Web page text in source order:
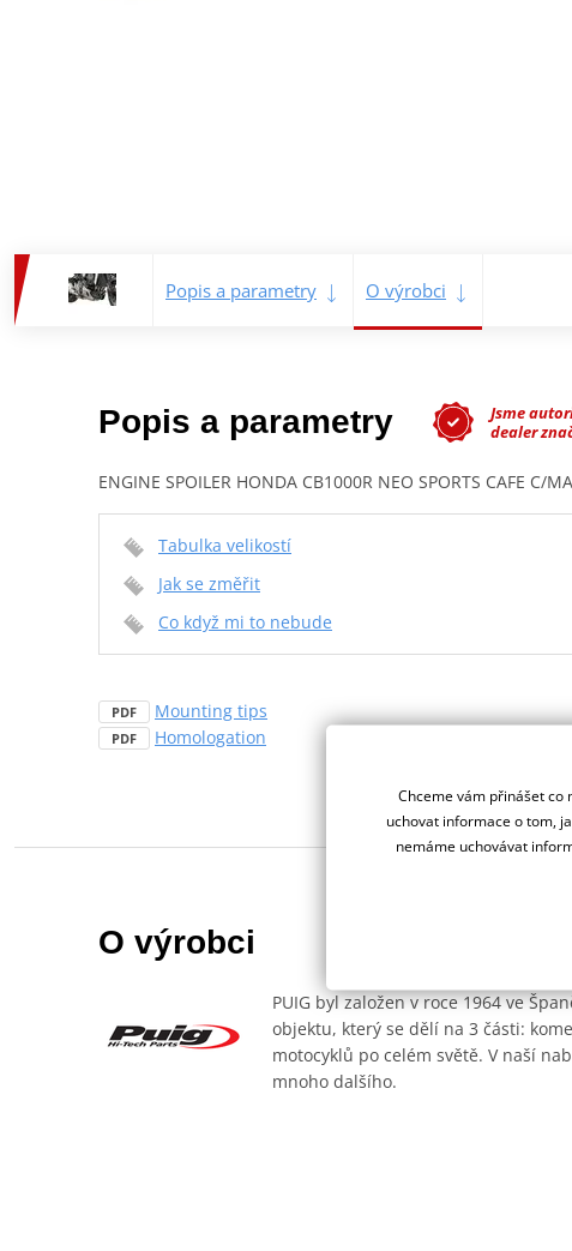
Popis a parametry O výrobci
Popis a parametry
Jsme
dealer
ENGINE SPOILER HONDA CB1000R NEO SPORTS CAFE C/
Tabulka velikostí
Jak se změřit
Co když mi to nebude
PDF Mounting tips
PDF Homologation
O výrobci
PUIG byl založen v roce 1964 ve
objektu, který se dělí na 3 části:
motocyklů po celém světě. V naší
mnoho dalšího.
Chceme vám přinášet co
uchovat informace o tom,
nemáme uchovávat